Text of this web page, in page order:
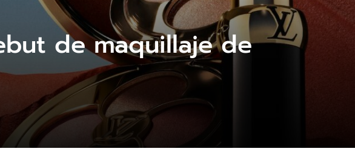
de maquillaje de